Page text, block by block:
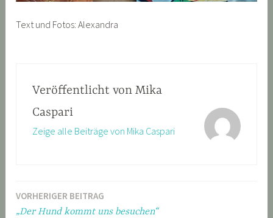
Text und Fotos: Alexandra
Veröffentlicht von Mika
Caspari
Zeige alle Beiträge von Mika Caspari
Beitragsnavigation
VORHERIGER BEITRAG
„Der Hund kommt uns besuchen“